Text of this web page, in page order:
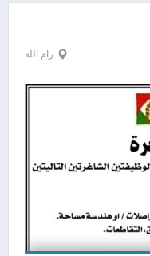
رام الله